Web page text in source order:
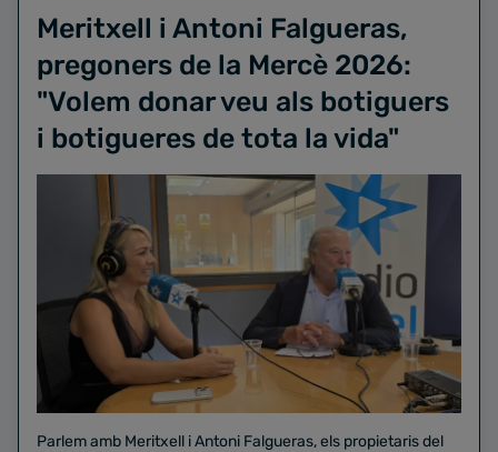
Meritxell i Antoni Falgueras,
pregoners de la Mercè 2026:
"Volem donar veu als botiguers
i botigueres de tota la vida"
Parlem amb Meritxell i Antoni Falgueras, els propietaris del